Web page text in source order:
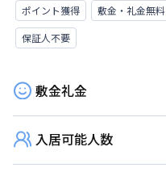
ポイント獲得
敷金・礼金無料
保証人不要
敷金礼金
入居可能人数